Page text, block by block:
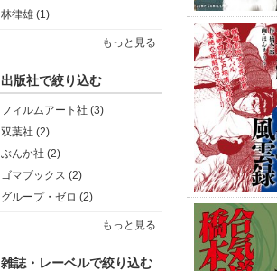
林律雄 (1)
もっと見る
出版社で絞り込む
フィルムアート社 (3)
双葉社 (2)
ぶんか社 (2)
ゴマブックス (2)
グループ・ゼロ (2)
もっと見る
雑誌・レーベルで絞り込む